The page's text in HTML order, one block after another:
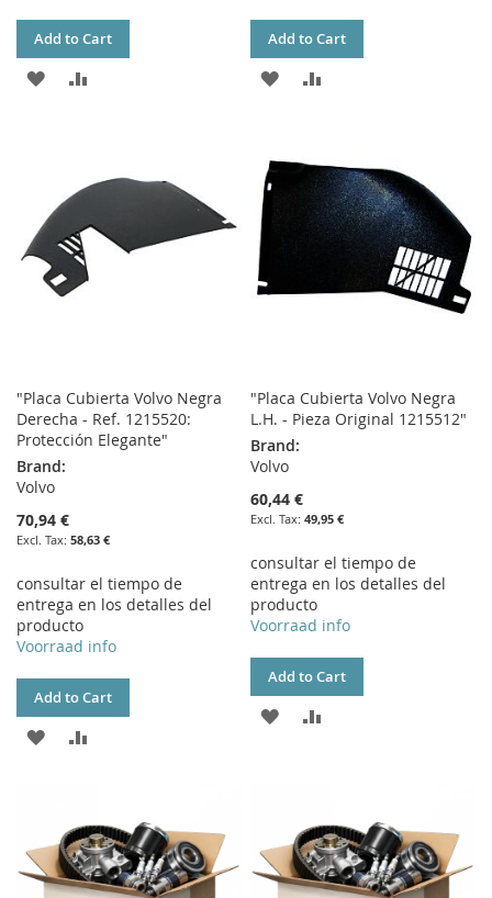
Add to Cart
ADD
LIST
Add to Cart
ADD
"Placa Cubierta Volvo Negra
Derecha - Ref. 1215520:
Protección Elegante"
Brand:
Volvo
70,94 €
58,63 €
consultar el tiempo de
entrega en los detalles del
producto
Voorraad info
Add to Cart
ADD
LIST
"Placa Cubierta Volvo Negra
L.H. - Pieza Original 1215512"
Brand:
Volvo
60,44 €
49,95 €
consultar el tiempo de
entrega en los detalles del
producto
Voorraad info
Add to Cart
ADD
LIST